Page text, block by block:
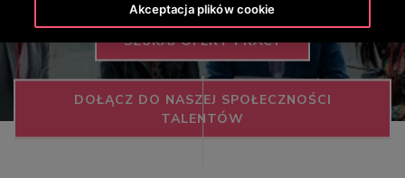
SZUKAJ OFERT PRACY
DOŁĄCZ DO NASZEJ SPOŁECZNOŚCI
TALENTÓW
Akceptacja plików cookie